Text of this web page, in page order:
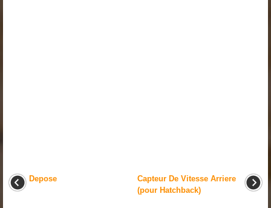
Depose
Capteur De Vitesse Arriere
(pour Hatchback)